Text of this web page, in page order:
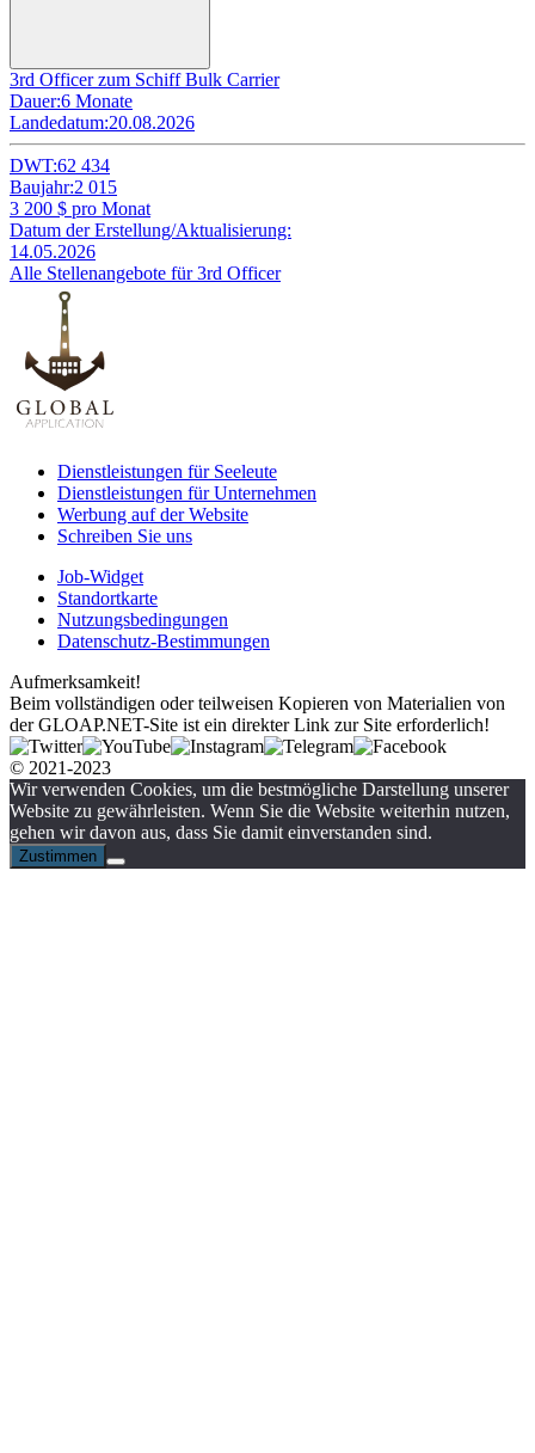
3rd Officer zum Schiff Bulk Carrier
Dauer:6 Monate
Landedatum:20.08.2026
DWT:62 434
Baujahr:2 015
3 200 $ pro Monat
Datum der Erstellung/Aktualisierung:
14.05.2026
Alle Stellenangebote für 3rd Officer
Dienstleistungen für Seeleute
Dienstleistungen für Unternehmen
Werbung auf der Website
Schreiben Sie uns
Job-Widget
Standortkarte
Nutzungsbedingungen
Datenschutz-Bestimmungen
Aufmerksamkeit!
Beim vollständigen oder teilweisen Kopieren von Materialien von
der GLOAP.NET-Site ist ein direkter Link zur Site erforderlich!
© 2021-2023
Wir verwenden Cookies, um die bestmögliche Darstellung unserer
Website zu gewährleisten. Wenn Sie die Website weiterhin nutzen,
gehen wir davon aus, dass Sie damit einverstanden sind.
Zustimmen